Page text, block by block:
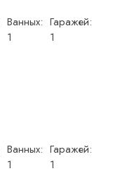
Ванных:
1
Гаражей:
1
Ванных:
1
Гаражей:
1